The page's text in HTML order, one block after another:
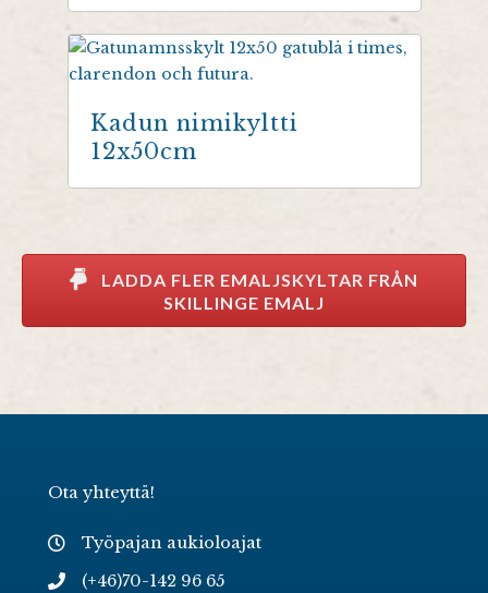
Kadun nimikyltti
12x50cm
LADDA FLER EMALJSKYLTAR FRÅN
SKILLINGE EMALJ
Ota yhteyttä!
Työpajan aukioloajat
(+46)70-142 96 65